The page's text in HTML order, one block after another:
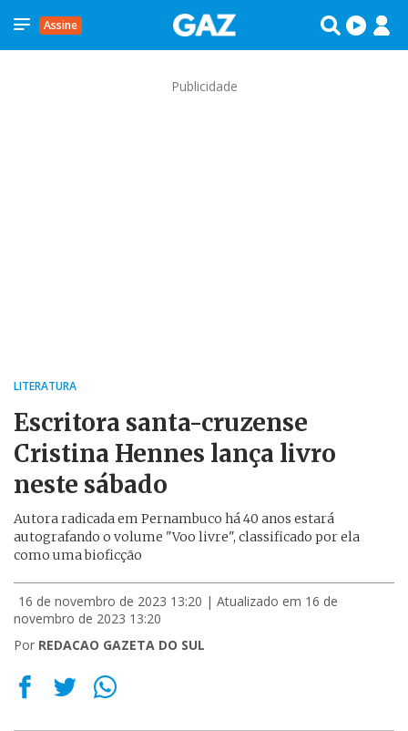
Assine
Publicidade
LITERATURA
Escritora santa-cruzense
Cristina Hennes lança livro
neste sábado
Autora radicada em Pernambuco há 40 anos estará
autografando o volume "Voo livre", classificado por ela
como uma bioficção
16 de novembro de 2023 13:20 | Atualizado em 16 de
novembro de 2023 13:20
Por REDACAO GAZETA DO SUL